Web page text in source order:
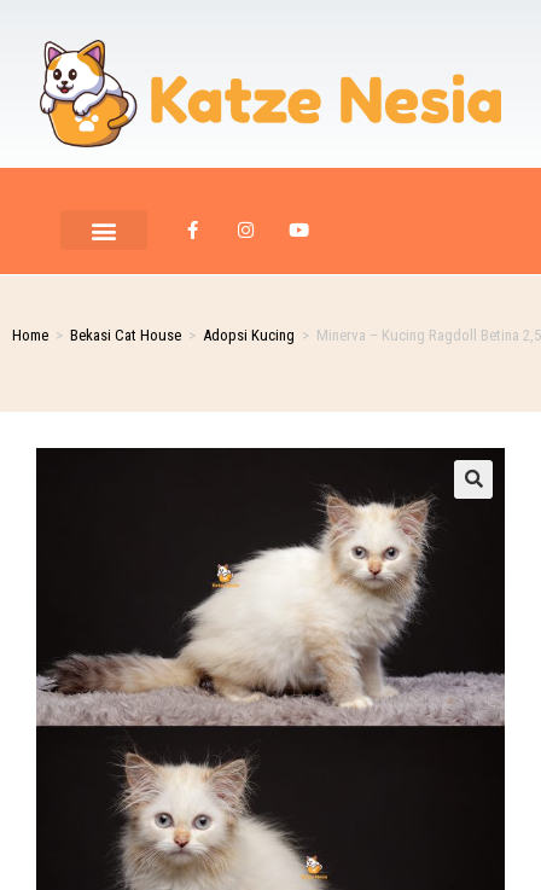
Home > Bekasi Cat House > Adopsi Kucing > Minerva – Kucing Ragdoll Betina